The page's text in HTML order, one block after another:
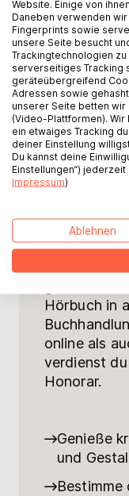
Mit BoD
du dein
vorstellst.
Hörbuch in
online als
verdienst
Honorar.
Genieße
und
Bestimme
Website. Einige von
Daneben verwenden
Fingerprints sowie
unsere Seite besucht
Trackingtechnologien
serverseitiges Tracking
geräteübergreifend
Adressen sowie
unserer Seite betten wir
(Video-Plattformen).
ein etwaiges Tracking
deiner Einstellung
Du kannst deine
Einstellungen“)
Impressum)
Ablehnen